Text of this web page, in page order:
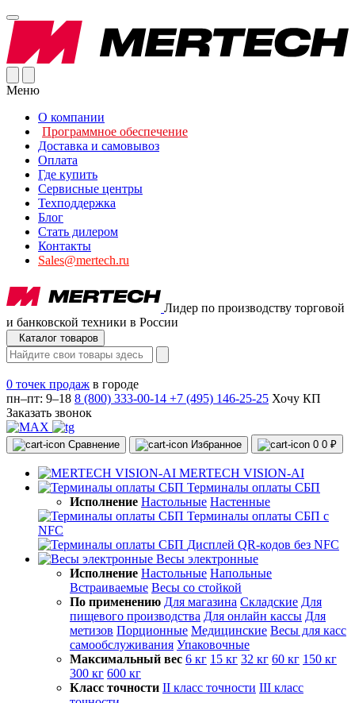
Меню
О компании
Программное обеспечение
Доставка и самовывоз
Оплата
Где купить
Сервисные центры
Техподдержка
Блог
Стать дилером
Контакты
Sales@mertech.ru
Лидер по производству торговой
и банковской техники в России
Каталог товаров
0 точек продаж в городе
пн–пт: 9–18 8 (800) 333-00-14 +7 (495) 146-25-25 Хочу КП
Заказать звонок
Сравнение Избранное 0 0 ₽
MERTECH VISION-AI
Терминалы оплаты СБП
Исполнение Настольные Настенные
Терминалы оплаты СБП с
NFC
Дисплей QR-кодов без NFC
Весы электронные
Исполнение Настольные Напольные
Встраиваемые Весы со стойкой
По применению Для магазина Складские Для
пищевого производства Для онлайн кассы Для
метизов Порционные Медицинские Весы для касс
самообслуживания Упаковочные
Максимальный вес 6 кг 15 кг 32 кг 60 кг 150 кг
300 кг 600 кг
Класс точности II класс точности III класс